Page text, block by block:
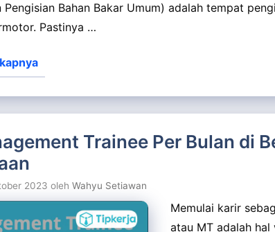
Pengisian Bahan Bakar Umum) adalah tempat
Pastinya …
Trainee Per Bulan di
2023 oleh Wahyu Setiawan
Memulai karir
atau MT adalah